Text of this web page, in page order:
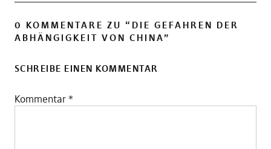
0 KOMMENTARE ZU “ DIE GEFAHREN DER
ABHÄNGIGKEIT VON CHINA”
SCHREIBE EINEN KOMMENTAR
Kommentar *